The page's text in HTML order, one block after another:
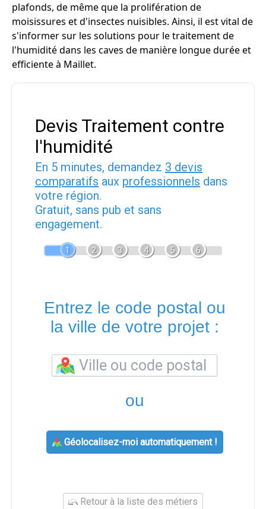
plafonds, de même que la prolifération de
moisissures et d'insectes nuisibles. Ainsi, il est vital de
s'informer sur les solutions pour le traitement de
l'humidité dans les caves de manière longue durée et
efficiente à Maillet.
Devis Traitement contre
l'humidité
En 5 minutes, demandez 3 devis
comparatifs aux professionnels dans
votre région.
Gratuit, sans pub et sans
engagement.
1 2 3 4 5 6
Entrez le code postal ou
la ville de votre projet :
ou
Géolocalisez-moi automatiquement !
Retour à la liste des métiers